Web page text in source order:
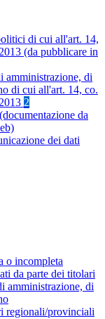
di cui all'art. 14,
(da pubblicare in
amministrazione, di
di cui all'art. 14, co.
2
da
dei dati
o incompleta
da parte dei titolari
amministrazione, di
regionali/provinciali